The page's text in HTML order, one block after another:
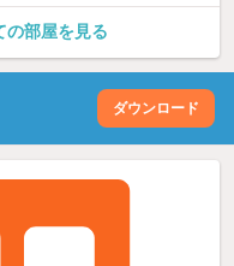
の部屋を見る
ダウンロード